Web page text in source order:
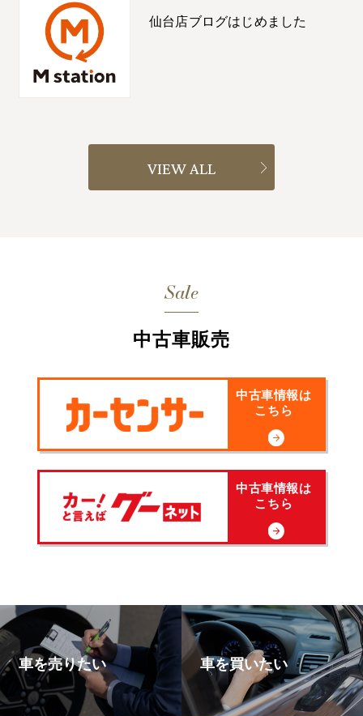
仙台店ブログはじめました
VIEW ALL
Sale
中古車販売
中古車情報は
こちら
中古車情報は
こちら
車を売りたい 車を買いたい